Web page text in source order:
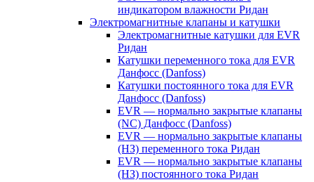
индикатором влажности Ридан
Электромагнитные клапаны и катушки
Электромагнитные катушки для EVR
Ридан
Катушки переменного тока для EVR
Данфосс (Danfoss)
Катушки постоянного тока для EVR
Данфосс (Danfoss)
EVR — нормально закрытые клапаны
(NC) Данфосс (Danfoss)
EVR — нормально закрытые клапаны
(НЗ) переменного тока Ридан
EVR — нормально закрытые клапаны
(НЗ) постоянного тока Ридан